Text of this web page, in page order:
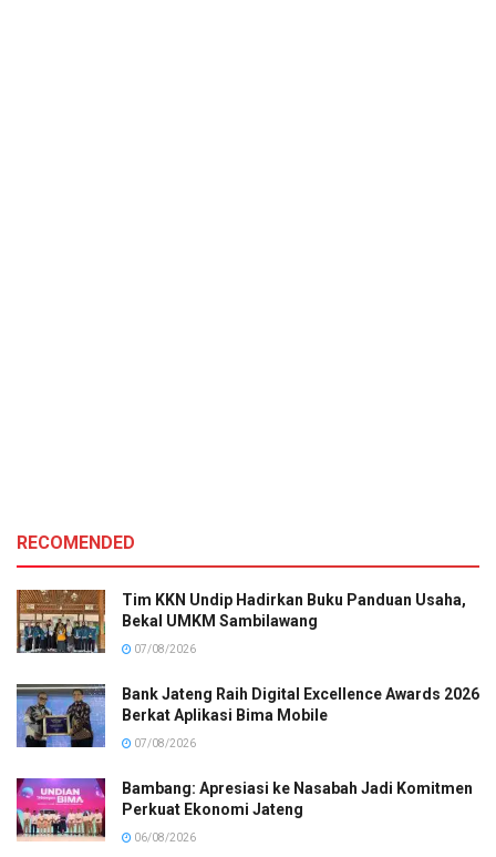
RECOMENDED
Tim KKN Undip Hadirkan Buku Panduan Usaha,
Bekal UMKM Sambilawang
07/08/2026
Bank Jateng Raih Digital Excellence Awards 2026
Berkat Aplikasi Bima Mobile
07/08/2026
Bambang: Apresiasi ke Nasabah Jadi Komitmen
Perkuat Ekonomi Jateng
06/08/2026